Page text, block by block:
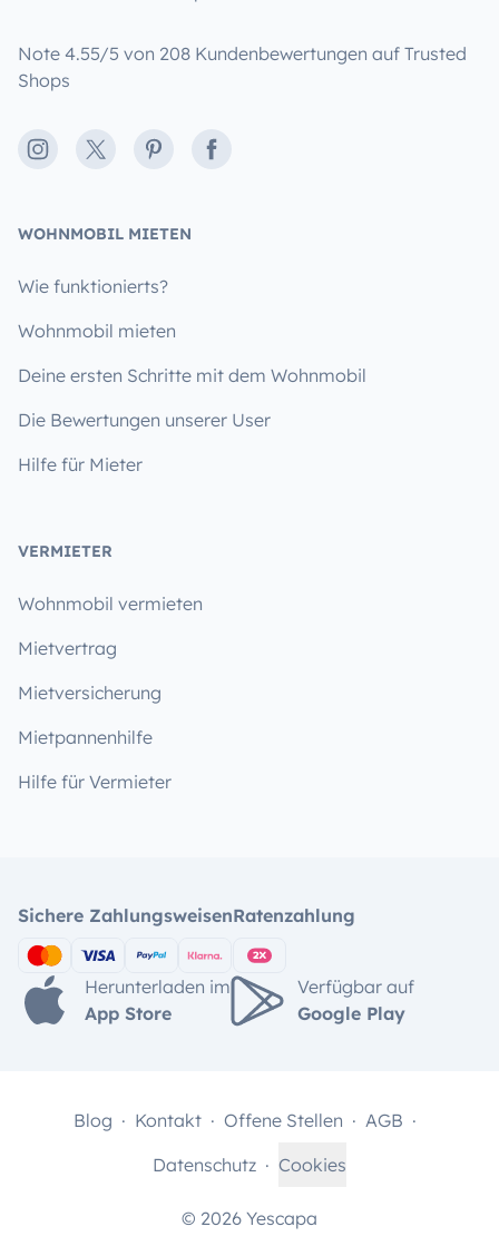
Note 4.55/5 von 208 Kundenbewertungen auf Trusted
Shops
Instagram
X PinterestFacebook
WOHNMOBIL MIETEN
Wie funktionierts?
Wohnmobil mieten
Deine ersten Schritte mit dem Wohnmobil
Die Bewertungen unserer User
Hilfe für Mieter
VERMIETER
Wohnmobil vermieten
Mietvertrag
Mietversicherung
Mietpannenhilfe
Hilfe für Vermieter
Sichere ZahlungsweisenRatenzahlung
Herunterladen im
App Store
Verfügbar auf
Google Play
© 2026 Yescapa
Blog Kontakt Offene Stellen
AGB
Datenschutz
Cookies